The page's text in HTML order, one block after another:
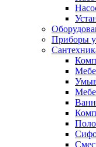
Приборы